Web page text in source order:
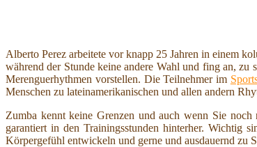
Alberto Perez arbeitete vor knapp 25 Jahren in einem
während der Stunde keine andere Wahl und fing an, zu
Merenguerhythmen vorstellen. Die Teilnehmer im
Menschen zu lateinamerikanischen und allen andern
Zumba kennt keine Grenzen und auch wenn Sie
garantiert in den Trainingsstunden hinterher. Wichtig
Körpergefühl entwickeln und gerne und ausdauernd zu